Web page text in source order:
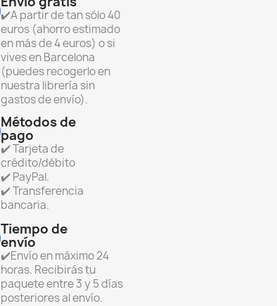
✔️A partir de tan sólo 40
euros (ahorro estimado
en más de 4 euros) o si
vives en Barcelona
(puedes recogerlo en
nuestra librería sin
gastos de envío).
Métodos de
pago
✔️ Tarjeta de
crédito/débito
✔️ PayPal.
✔️ Transferencia
bancaria.
Tiempo de
envío
✔️Envío en máximo 24
horas. Recibirás tu
paquete entre 3 y 5 días
posteriores al envío.